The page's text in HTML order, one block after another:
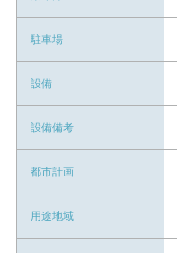
駐車場
設備
設備備考
都市計画
用途地域